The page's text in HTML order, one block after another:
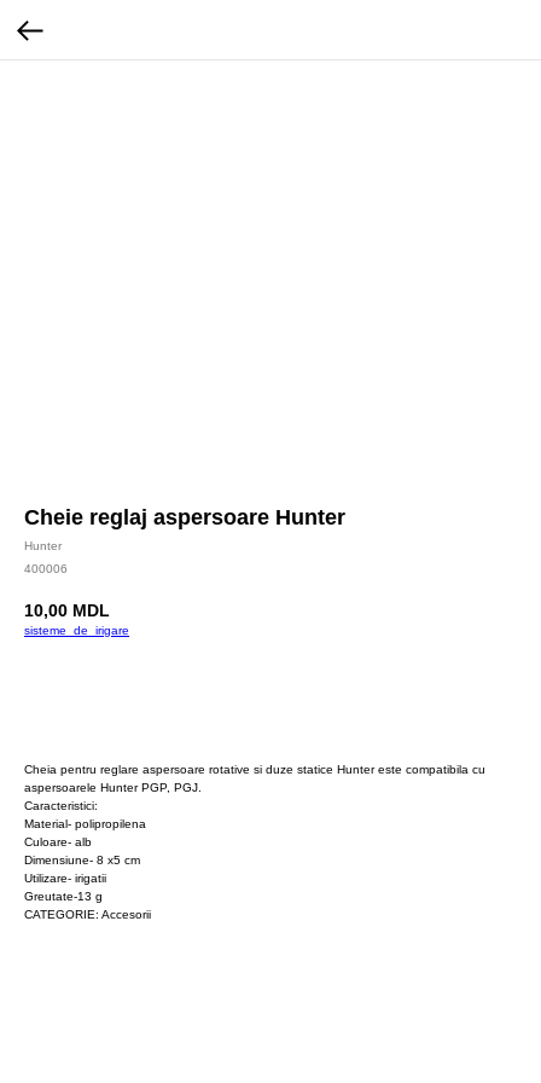
Cheie reglaj aspersoare Hunter
Hunter
400006
10,00 MDL
sisteme_de_irigare
Cheia pentru reglare aspersoare rotative si duze statice Hunter este compatibila cu
aspersoarele Hunter PGP, PGJ.
Caracteristici:
Material- polipropilena
Culoare- alb
Dimensiune- 8 x5 cm
Utilizare- irigatii
Greutate-13 g
CATEGORIE: Accesorii